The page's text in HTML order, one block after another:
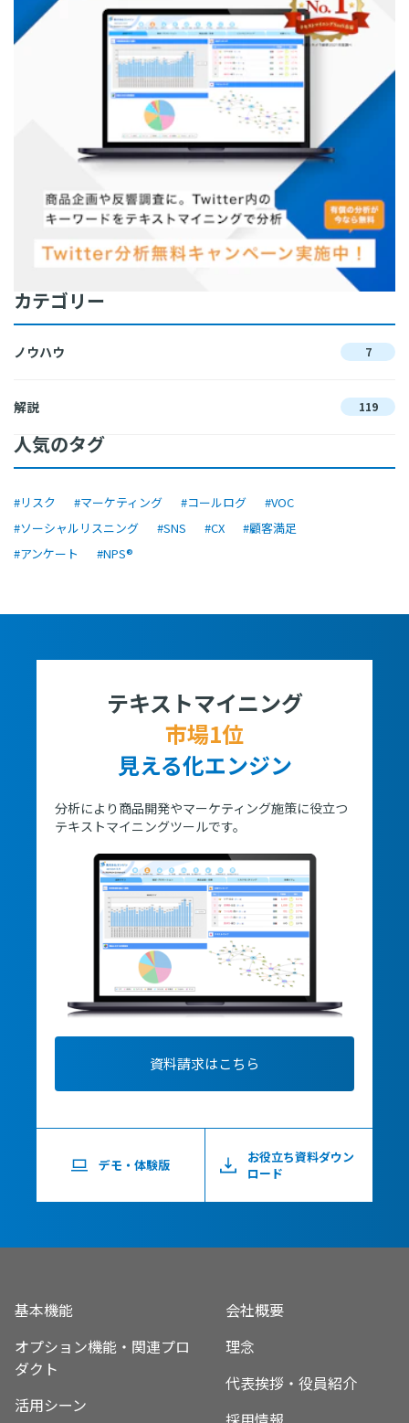
カテゴリー
ノウハウ 7
解説 119
人気のタグ
#リスク #マーケティング #コールログ
#VOC
#ソーシャルリスニング
#SNS #CX
#顧客満足
#アンケート
#NPS®︎
テキストマイニング
市場1位
見える化エンジン
分析により商品開発やマーケティング施策に役立つ
テキストマイニングツールです。
資料請求はこちら
デモ・体験版
お役立ち資料ダウン
ロード
基本機能
オプション機能・関連プロ
ダクト
活用シーン
会社概要
理念
代表挨拶・役員紹介